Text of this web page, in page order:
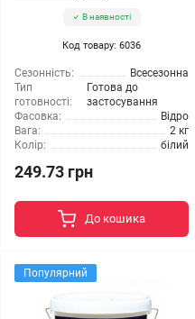
В наявності
Код товару: 6036
Сезонність:
Всесезонна
Тип
готовності:
Готова до
застосування
Фасовка:
Відро
Вага:
2 кг
Колір:
білий
249.73 грн
До кошика
Популярний